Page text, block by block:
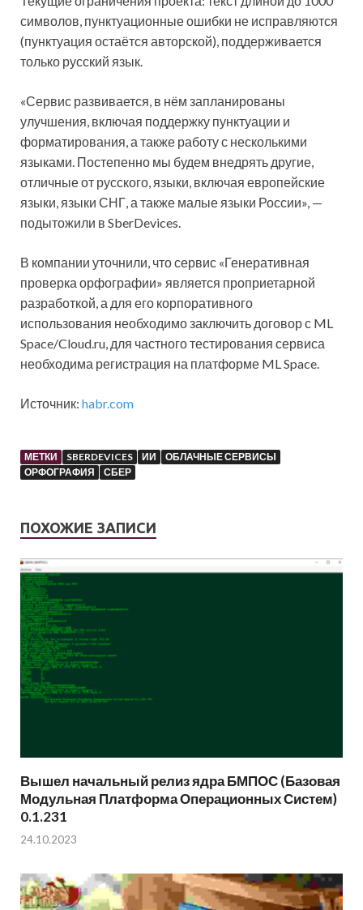
символов, пунктуационные ошибки не исправляются
(пунктуация остаётся авторской), поддерживается
только русский язык.
«Сервис развивается, в нём запланированы
улучшения, включая поддержку пунктуации и
форматирования, а также работу с несколькими
языками. Постепенно мы будем внедрять другие,
отличные от русского, языки, включая европейские
языки, языки СНГ, а также малые языки России», —
подытожили в SberDevices.
В компании уточнили, что сервис «Генеративная
проверка орфографии» является проприетарной
разработкой, а для его корпоративного
использования необходимо заключить договор с ML
Space/Cloud.ru, для частного тестирования сервиса
необходима регистрация на платформе ML Space.
Источник: habr.com
МЕТКИ SBERDEVICES ИИ
ОБЛАЧНЫЕ СЕРВИСЫ
ОРФОГРАФИЯ
СБЕР
ПОХОЖИЕ ЗАПИСИ
Вышел начальный релиз ядра БМПОС (Базовая
Модульная Платформа Операционных Систем)
0.1.231
24.10.2023